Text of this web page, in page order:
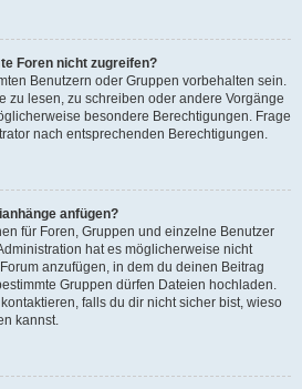
Foren nicht zugreifen?
Benutzern oder Gruppen vorbehalten sein.
zu lesen, zu schreiben oder andere Vorgänge
besondere Berechtigungen. Frage
nach entsprechenden Berechtigungen.
anfügen?
für Foren, Gruppen und einzelne Benutzer
hat es möglicherweise nicht
anzufügen, in dem du deinen Beitrag
Gruppen dürfen Dateien hochladen.
falls du dir nicht sicher bist, wieso
kannst.